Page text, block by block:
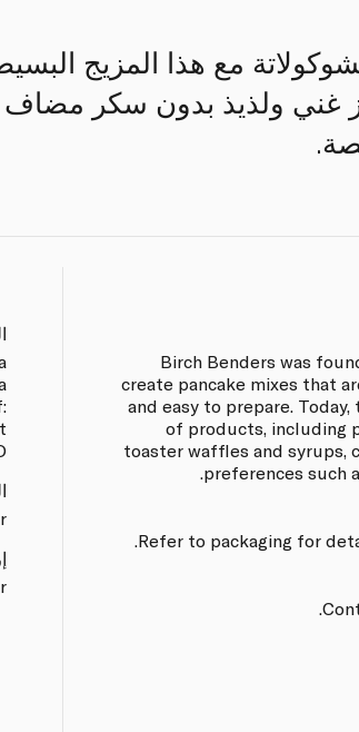
مع هذا المزيج
Birch Benders was
create pancake mixes that
and easy to prepare.
of products, including
toaster waffles and syrups,
preferences such
Refer to packaging for